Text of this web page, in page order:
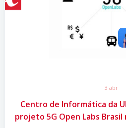
3 abr
Centro de Informática da
projeto 5G Open Labs